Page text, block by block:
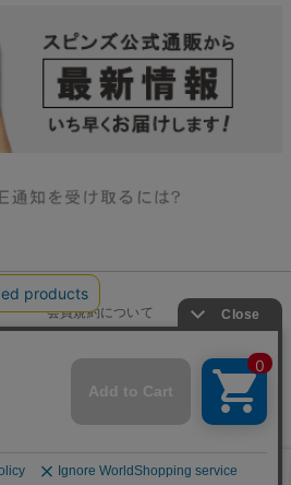
会員規約について
古物商許可申請番号一覧
All Right Reserved.